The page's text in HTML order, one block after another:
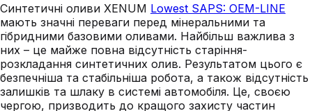
Синтетичні оливи XENUM Lowest SAPS: OEM-LINE
мають значні переваги перед мінеральними та
гібридними базовими оливами. Найбільш важлива з
них – це майже повна відсутність старіння-
розкладання синтетичних олив. Результатом цього є
безпечніша та стабільніша робота, а також відсутність
залишків та шлаку в системі автомобіля. Це, своєю
чергою, призводить до кращого захисту частин